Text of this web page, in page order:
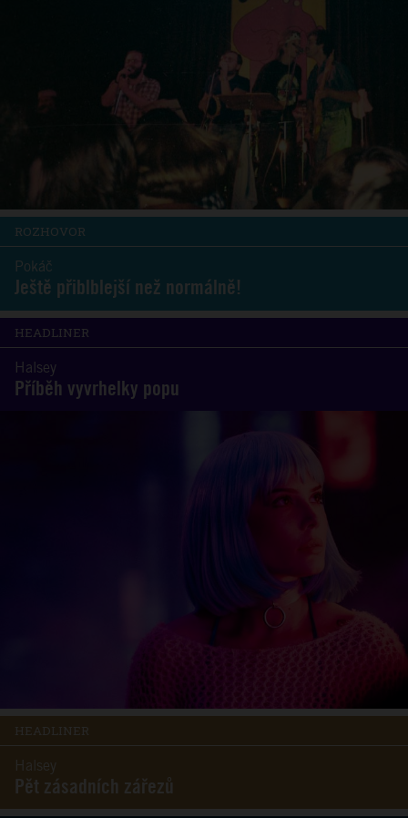
ROZHOVOR
Pokáč
Ještě přiblblejší než normálně!
HEADLINER
Halsey
Příběh vyvrhelky popu
HEADLINER
Halsey
Pět zásadních zářezů